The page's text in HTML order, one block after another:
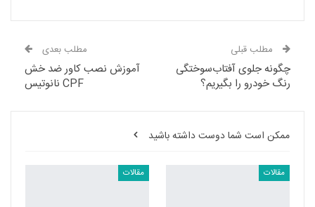
مطلب قبلی
چگونه جلوی آفتاب‌سوختگی
رنگ خودرو را بگیریم؟
مطلب بعدی
آموزش نصب کاور ضد خش
CPF نانوتیس
ممکن است شما دوست داشته باشید
مقالات مقالات